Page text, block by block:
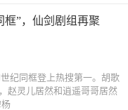
”，仙剑剧组再聚
纪同框登上热搜第一。胡歌
赵灵儿居然和逍遥哥哥居然